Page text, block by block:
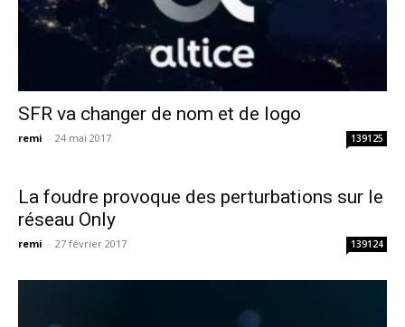
SFR va changer de nom et de logo
remi - 24 mai 2017 139125
La foudre provoque des perturbations sur le
réseau Only
remi - 27 février 2017 139124